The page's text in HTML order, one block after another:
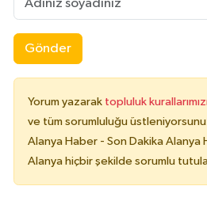
Gönder
Yorum yazarak topluluk
ve tüm sorumluluğu
Alanya Haber - Son Dakika
Alanya hiçbir şekilde sorumlu